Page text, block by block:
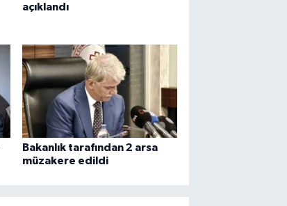
açıklandı
Bakanlık tarafından 2 arsa
müzakere edildi